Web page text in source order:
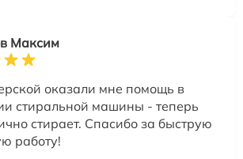
Максим
оказали мне помощь в
стиральной машины - теперь
стирает. Спасибо за быструю
работу!